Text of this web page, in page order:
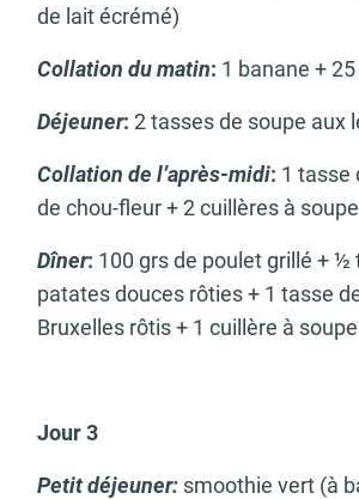
de lait écrémé)
Collation du matin: 1 banane +
Déjeuner: 2 tasses de soupe aux
Collation de l’après-midi: 1 tasse
de chou-fleur + 2 cuillères à
Dîner: 100 grs de poulet grillé + ½
patates douces rôties + 1 tasse
Bruxelles rôtis + 1 cuillère à soupe
Jour 3
Petit déjeuner: smoothie vert (à